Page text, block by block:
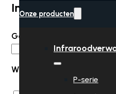
Onze producten
P-serie
Inloggen
Gebruikersnaam of e-
Wachtwoord